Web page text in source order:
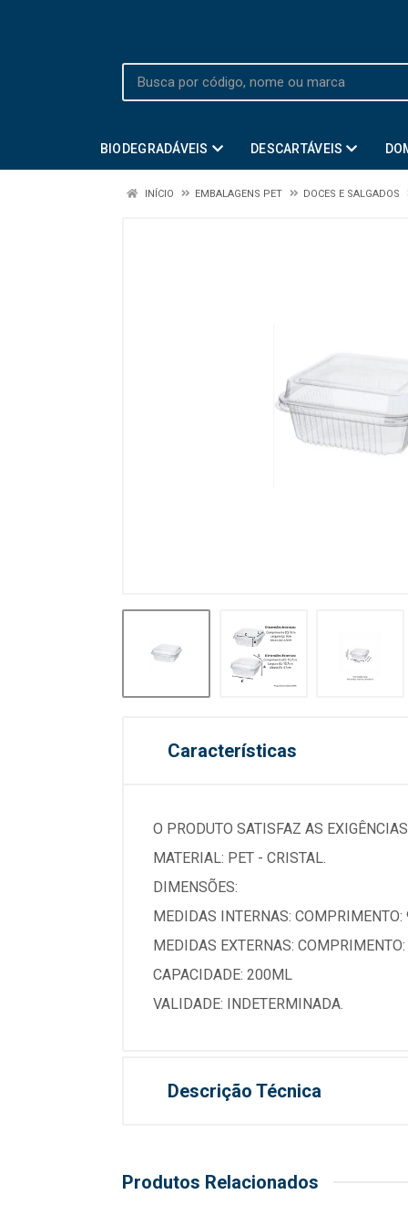
BIODEGRADÁVEIS DESCARTÁVEIS
INÍCIO EMBALAGENS PET DOCES E SALGADOS
Características
O PRODUTO SATISFAZ AS
MATERIAL: PET - CRISTAL.
DIMENSÕES:
MEDIDAS INTERNAS:
MEDIDAS EXTERNAS:
CAPACIDADE: 200ML
VALIDADE: INDETERMINADA.
Descrição Técnica
Produtos Relacionados